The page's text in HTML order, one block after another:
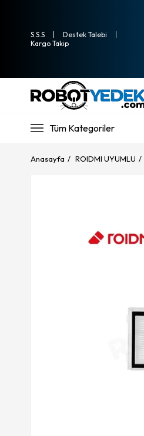
S.S.S
Destek Talebi
Kargo Takip
Tüm Kategoriler
Anasayfa ROIDMI UYUMLU